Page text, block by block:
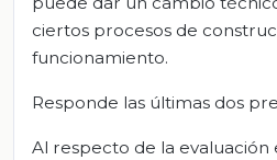
ciertos procesos de
funcionamiento.
Responde las últimas dos
Al respecto de la evaluación